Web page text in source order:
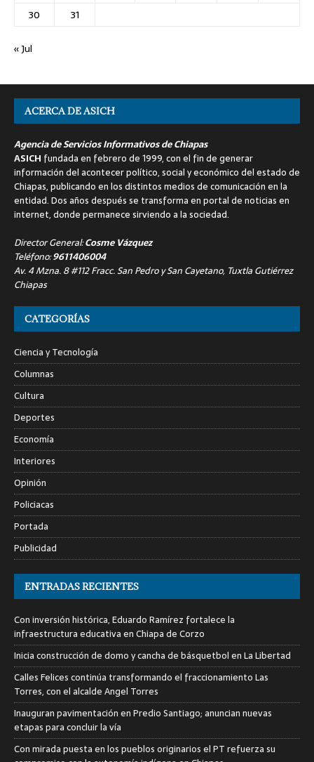
30
31
« Jul
ACERCA DE ASICH
Agencia de Servicios Informativos de Chiapas
ASICH fundada en febrero de 1999, con el fin de generar
información del acontecer político, social y económico del estado de
Chiapas, publicando en los distintos medios de comunicación en la
entidad. Dos años después se transforma en portal de noticias en
internet, donde permanece sirviendo a la sociedad.
Director General:Cosme Vázquez
Teléfono:9611406004
Av. 4 Mzna. 8 #112 Fracc. San Pedro y San Cayetano, Tuxtla Gutiérrez
Chiapas
CATEGORÍAS
Ciencia y Tecnología
Columnas
Cultura
Deportes
Economía
Interiores
Opinión
Policiacas
Portada
Publicidad
ENTRADAS RECIENTES
Con inversión histórica, Eduardo Ramírez fortalece la
infraestructura educativa en Chiapa de Corzo
Inicia construcción de domo y cancha de básquetbol en La Libertad
Calles Felices continúa transformando el fraccionamiento Las
Torres, con el alcalde Angel Torres
Inauguran pavimentación en Predio Santiago; anuncian nuevas
etapas para concluir la vía
Con mirada puesta en los pueblos originarios el PT refuerza su